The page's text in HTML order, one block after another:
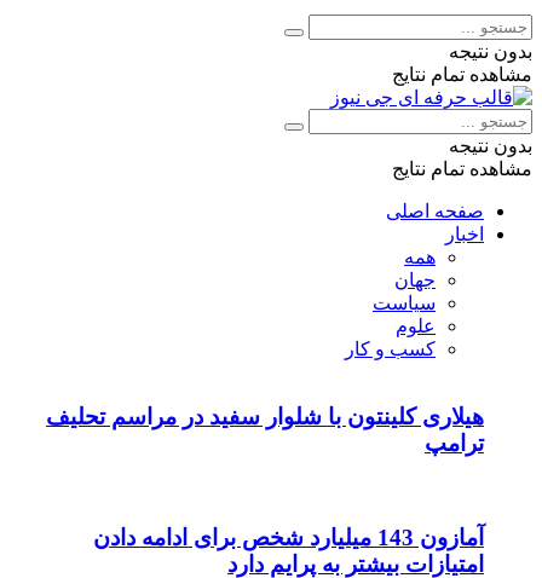
بدون نتیجه
مشاهده تمام نتایج
بدون نتیجه
مشاهده تمام نتایج
صفحه اصلی
اخبار
همه
جهان
سیاست
علوم
کسب و کار
هیلاری کلینتون با شلوار سفید در مراسم تحلیف
ترامپ
آمازون 143 میلیارد شخص برای ادامه دادن
امتیازات بیشتر به پرایم دارد